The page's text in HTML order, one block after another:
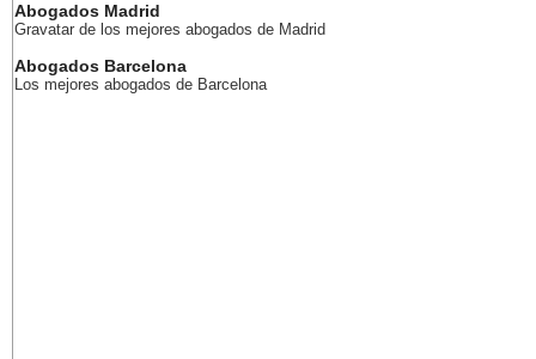
Abogados Madrid
Gravatar de los mejores abogados de Madrid
Abogados Barcelona
Los mejores abogados de Barcelona